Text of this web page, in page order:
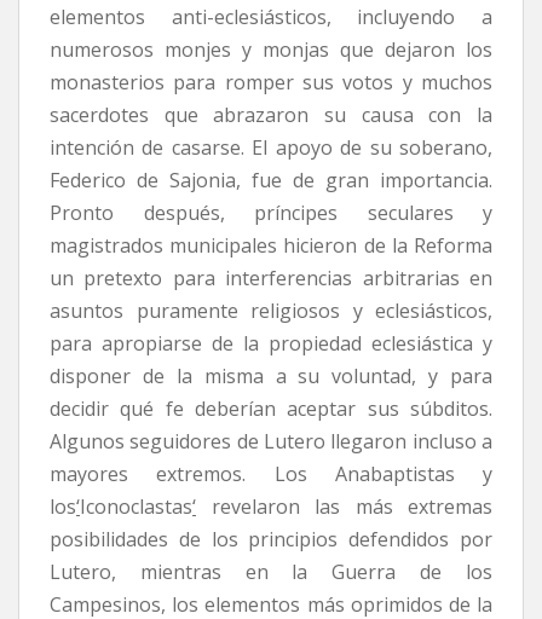
elementos anti-eclesiásticos, incluyendo a
numerosos monjes y monjas que dejaron los
monasterios para romper sus votos y muchos
sacerdotes que abrazaron su causa con la
intención de casarse. El apoyo de su soberano,
Federico de Sajonia, fue de gran importancia.
Pronto después, príncipes seculares y
magistrados municipales hicieron de la Reforma
un pretexto para interferencias arbitrarias en
asuntos puramente religiosos y eclesiásticos,
para apropiarse de la propiedad eclesiástica y
disponer de la misma a su voluntad, y para
decidir qué fe deberían aceptar sus súbditos.
Algunos seguidores de Lutero llegaron incluso a
mayores extremos. Los Anabaptistas y
los‘Iconoclastas‘ revelaron las más extremas
posibilidades de los principios defendidos por
Lutero, mientras en la Guerra de los
Campesinos, los elementos más oprimidos de la